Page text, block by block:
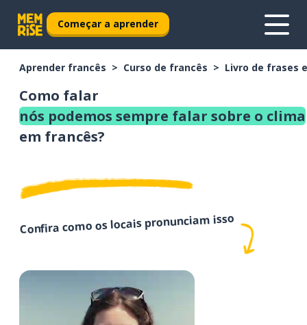
Começar a aprender
Aprender francês Curso de francês Livro de frases
Como falar
nós podemos sempre falar sobre o clima
em francês?
Confira como os locais pronunciam isso